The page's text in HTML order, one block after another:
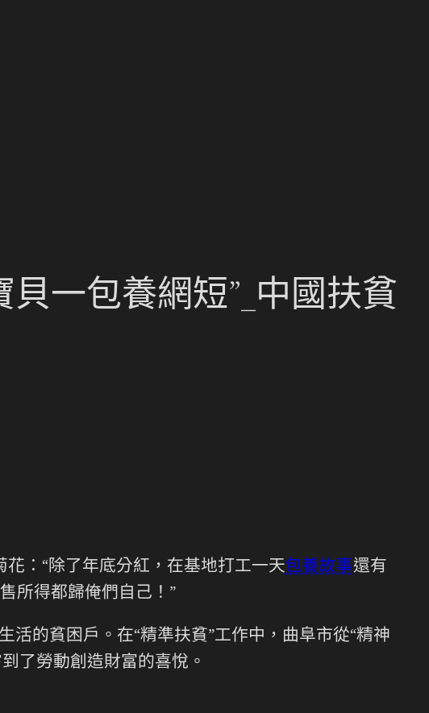
一包養網短”_中國扶貧
：“除了年底分紅，在基地打工一天包養故事還有
所得都歸俺們自己！”
活的貧困戶。在“精準扶貧”工作中，曲阜市從“精神
了勞動創造財富的喜悅。